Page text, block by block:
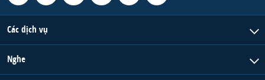
Các dịch vụ
Nghe